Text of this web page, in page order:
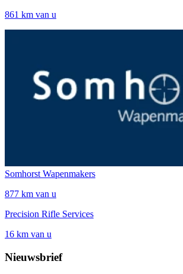
861 km van u
Somhorst Wapenmakers
877 km van u
Precision Rifle Services
16 km van u
Nieuwsbrief